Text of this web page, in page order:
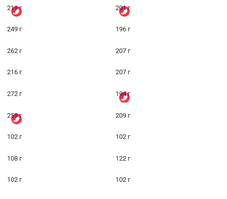
211 г 201 г
249 г 196 г
262 г 207 г
216 г 207 г
272 г 194 г
259 г 209 г
102 г 102 г
108 г 122 г
102 г 102 г